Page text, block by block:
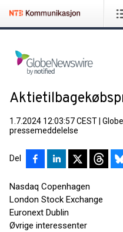
1.7.2024 12:03:57 CEST
pressemeddelelse
Del
Nasdaq Copenhagen
London Stock Exchange
Euronext Dublin
Øvrige interessenter